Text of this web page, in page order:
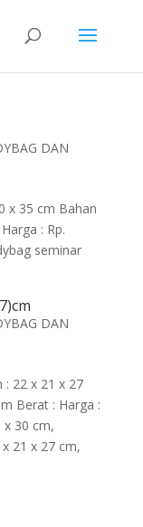
DAN
x 35 cm Bahan
: Rp.
seminar
DAN
: 22 x 21 x 27
Berat : Harga :
x 30 cm,
21 x 27 cm,